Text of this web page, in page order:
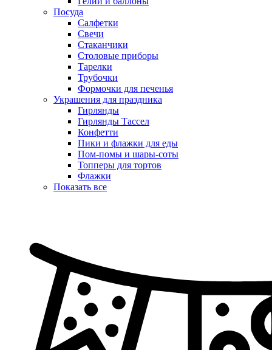
Посуда
Салфетки
Свечи
Стаканчики
Столовые приборы
Тарелки
Трубочки
Формочки для печенья
Украшения для праздника
Гирлянды
Гирлянды Тассел
Конфетти
Пики и флажки для еды
Пом-помы и шары-соты
Топперы для тортов
Флажки
Показать все